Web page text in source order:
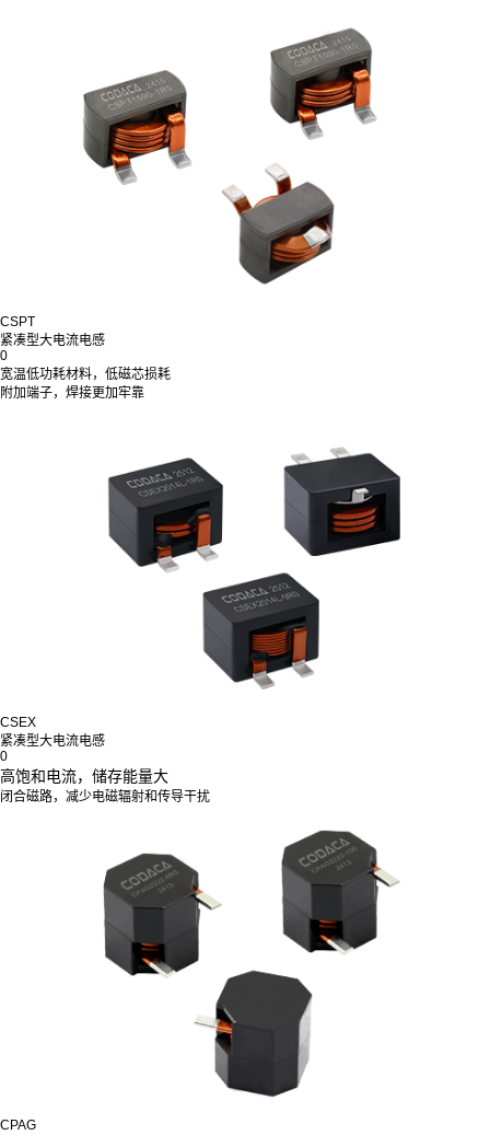
CSPT
紧凑型大电流电感
0
宽温低功耗材料，低磁芯损耗
附加端子，焊接更加牢靠
CSEX
紧凑型大电流电感
0
高饱和电流，储存能量大
闭合磁路，减少电磁辐射和传导干扰
CPAG